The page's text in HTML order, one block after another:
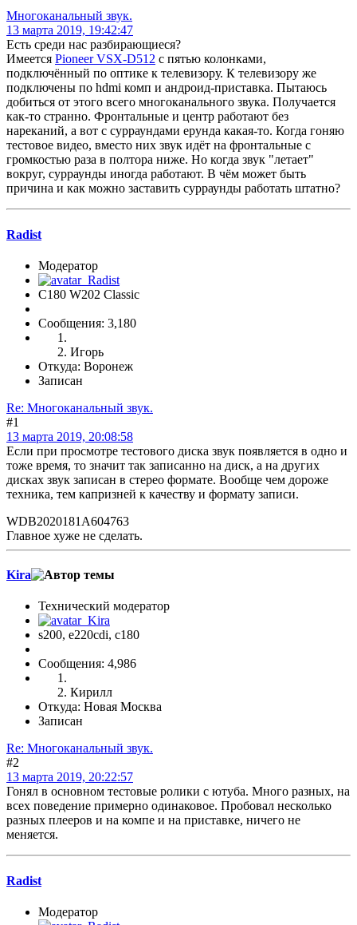
Многоканальный звук.
13 марта 2019, 19:42:47
Есть среди нас разбирающиеся?
Имеется Pioneer VSX-D512 с пятью колонками,
подключённый по оптике к телевизору. К телевизору же
подключены по hdmi комп и андроид-приставка. Пытаюсь
добиться от этого всего многоканального звука. Получается
как-то странно. Фронтальные и центр работают без
нареканий, а вот с сурраундами ерунда какая-то. Когда гоняю
тестовое видео, вместо них звук идёт на фронтальные с
громкостью раза в полтора ниже. Но когда звук "летает"
вокруг, сурраунды иногда работают. В чём может быть
причина и как можно заставить сурраунды работать штатно?
Radist
Модератор
C180 W202 Classic
Сообщения: 3,180
Игорь
Откуда: Воронеж
Записан
Re: Многоканальный звук.
#1
13 марта 2019, 20:08:58
Если при просмотре тестового диска звук появляется в одно и
тоже время, то значит так записанно на диск, а на других
дисках звук записан в стерео формате. Вообще чем дороже
техника, тем капризней к качеству и формату записи.
WDB2020181A604763
Главное хуже не сделать.
Kira
Технический модератор
s200, е220cdi, с180
Сообщения: 4,986
Кирилл
Откуда: Новая Москва
Записан
Re: Многоканальный звук.
#2
13 марта 2019, 20:22:57
Гонял в основном тестовые ролики с ютуба. Много разных, на
всех поведение примерно одинаковое. Пробовал несколько
разных плееров и на компе и на приставке, ничего не
меняется.
Radist
Модератор